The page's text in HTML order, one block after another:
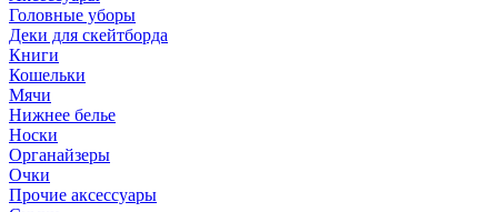
Головные уборы
Деки для скейтборда
Книги
Кошельки
Мячи
Нижнее белье
Носки
Органайзеры
Очки
Прочие аксессуары